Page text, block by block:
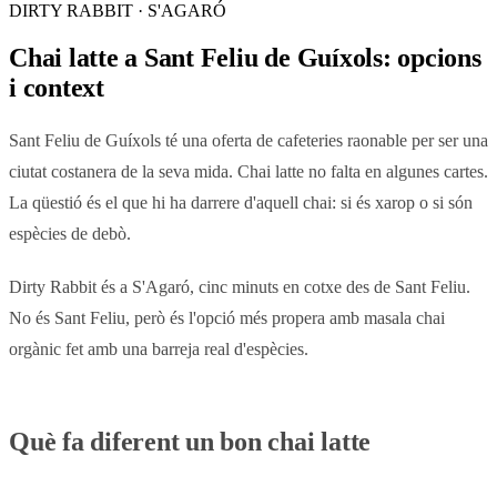
DIRTY RABBIT · S'AGARÓ
Chai latte a Sant Feliu de Guíxols: opcions
i context
Sant Feliu de Guíxols té una oferta de cafeteries raonable per ser una
ciutat costanera de la seva mida. Chai latte no falta en algunes cartes.
La qüestió és el que hi ha darrere d'aquell chai: si és xarop o si són
espècies de debò.
Dirty Rabbit és a S'Agaró, cinc minuts en cotxe des de Sant Feliu.
No és Sant Feliu, però és l'opció més propera amb masala chai
orgànic fet amb una barreja real d'espècies.
Què fa diferent un bon chai latte